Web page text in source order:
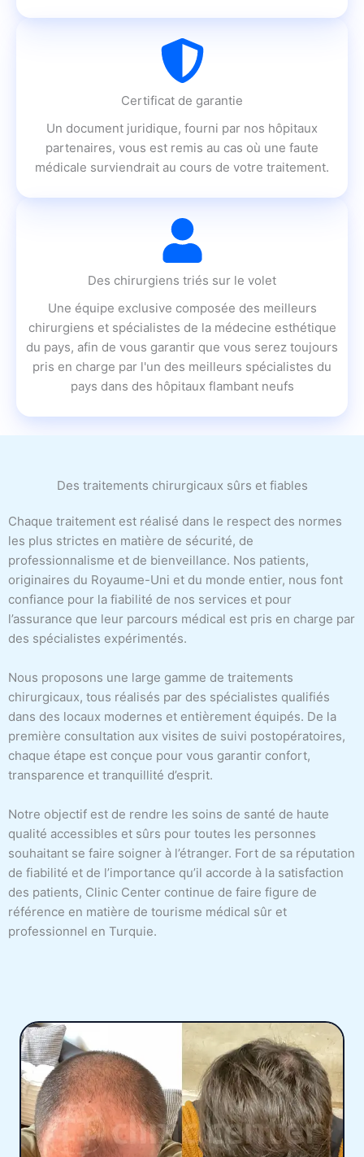
Certificat de garantie
Un document juridique, fourni par nos hôpitaux
partenaires, vous est remis au cas où une faute
médicale surviendrait au cours de votre traitement.
Des chirurgiens triés sur le volet
Une équipe exclusive composée des meilleurs
chirurgiens et spécialistes de la médecine esthétique
du pays, afin de vous garantir que vous serez toujours
pris en charge par l'un des meilleurs spécialistes du
pays dans des hôpitaux flambant neufs
Des traitements chirurgicaux sûrs et fiables
Chaque traitement est réalisé dans le respect des normes
les plus strictes en matière de sécurité, de
professionnalisme et de bienveillance. Nos patients,
originaires du Royaume-Uni et du monde entier, nous font
confiance pour la fiabilité de nos services et pour
l’assurance que leur parcours médical est pris en charge par
des spécialistes expérimentés.
Nous proposons une large gamme de traitements
chirurgicaux, tous réalisés par des spécialistes qualifiés
dans des locaux modernes et entièrement équipés. De la
première consultation aux visites de suivi postopératoires,
chaque étape est conçue pour vous garantir confort,
transparence et tranquillité d’esprit.
Notre objectif est de rendre les soins de santé de haute
qualité accessibles et sûrs pour toutes les personnes
souhaitant se faire soigner à l’étranger. Fort de sa réputation
de fiabilité et de l’importance qu’il accorde à la satisfaction
des patients, Clinic Center continue de faire figure de
référence en matière de tourisme médical sûr et
professionnel en Turquie.